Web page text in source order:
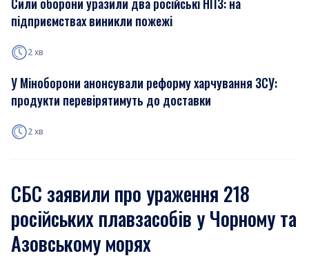
підприємствах виникли пожежі
2 хв
У Міноборони анонсували реформу харчування ЗСУ:
продукти перевірятимуть до доставки
2 хв
СБС заявили про ураження 218
російських плавзасобів у Чорному та
Азовському морях